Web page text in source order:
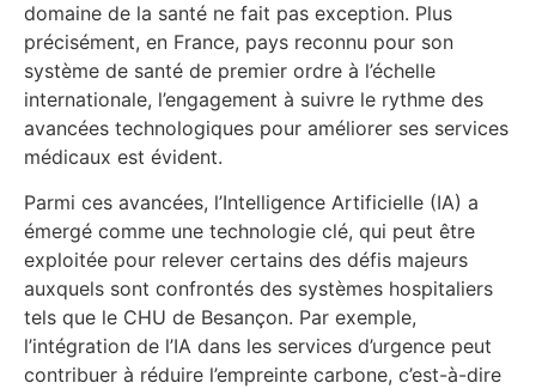
domaine de la santé ne fait pas exception. Plus
précisément, en France, pays reconnu pour son
système de santé de premier ordre à l’échelle
internationale, l’engagement à suivre le rythme des
avancées technologiques pour améliorer ses services
médicaux est évident.
Parmi ces avancées, l’Intelligence Artificielle (IA) a
émergé comme une technologie clé, qui peut être
exploitée pour relever certains des défis majeurs
auxquels sont confrontés des systèmes hospitaliers
tels que le CHU de Besançon. Par exemple,
l’intégration de l’IA dans les services d’urgence peut
contribuer à réduire l’empreinte carbone, c’est-à-dire